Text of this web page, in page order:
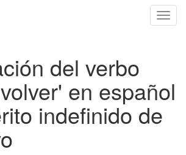
del verbo
en español
indefinido de